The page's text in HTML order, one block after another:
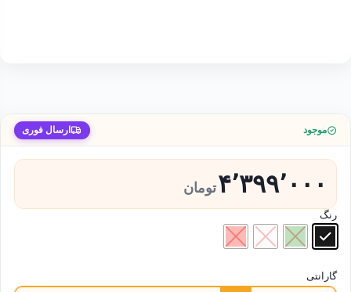
موجود ارسال فوری
۴٬۳۹۹٬۰۰۰تومان
رنگ
گارانتی